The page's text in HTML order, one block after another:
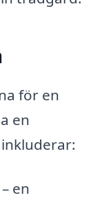
för en
en
en